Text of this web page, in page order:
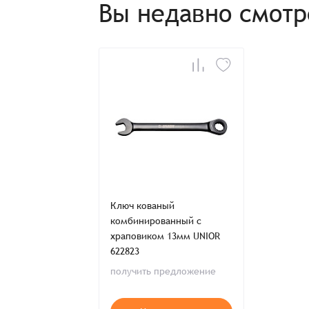
Вы недавно
Ключ кованый
комбинированный с
храповиком 13мм UNIOR
622823
получить предложение